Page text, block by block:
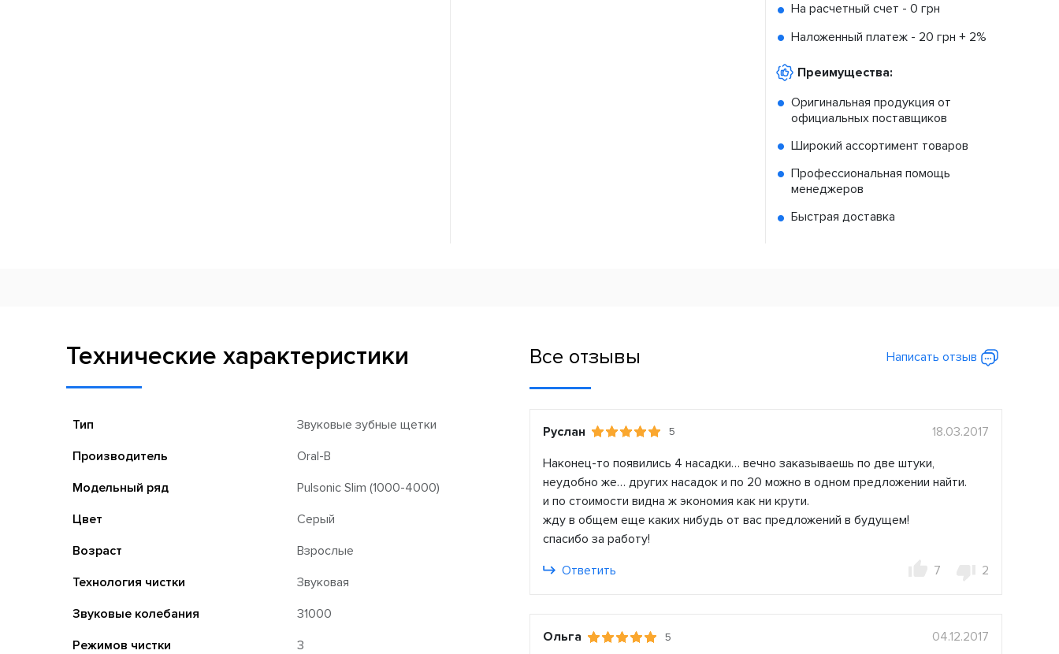
На расчетный счет - 0 грн
Наложенный платеж - 20 грн + 2%
Преимущества:
Оригинальная продукция от
официальных поставщиков
Широкий ассортимент товаров
Профессиональная помощь
менеджеров
Быстрая доставка
Технические характеристики
Тип
Звуковые зубные щетки
Производитель
Oral-B
Модельный ряд
Pulsonic Slim (1000-4000)
Цвет
Серый
Возраст
Взрослые
Технология чистки
Звуковая
Звуковые колебания
31000
Режимов чистки
3
Все отзывы Написать отзыв
Руслан 5
18.03.2017
Наконец-то появились 4 насадки… вечно заказываешь по две штуки,
неудобно же… других насадок и по 20 можно в одном предложении найти.
и по стоимости видна ж экономия как ни крути.
жду в общем еще каких нибудь от вас предложений в будущем!
спасибо за работу!
Ответить
7 2
Ольга 5
04.12.2017